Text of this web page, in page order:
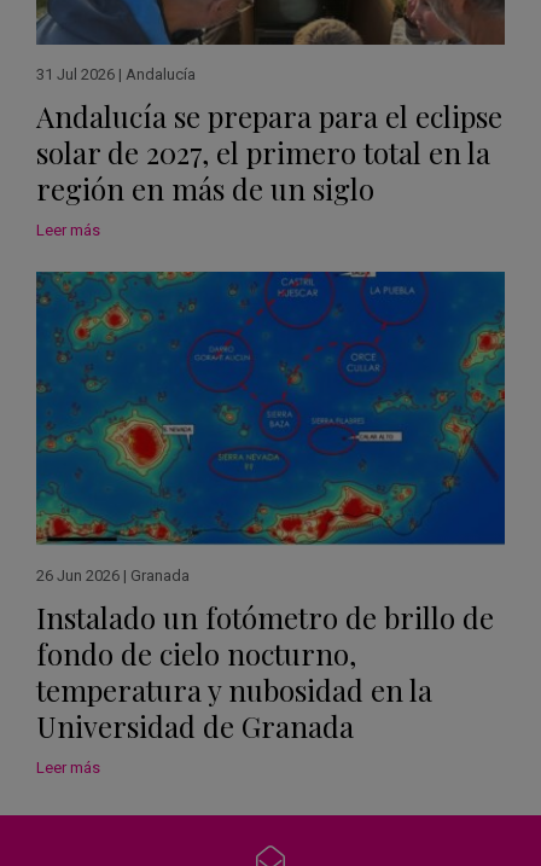
31 Jul 2026 | Andalucía
Andalucía se prepara para el eclipse
solar de 2027, el primero total en la
región en más de un siglo
Leer más
26 Jun 2026 | Granada
Instalado un fotómetro de brillo de
fondo de cielo nocturno,
temperatura y nubosidad en la
Universidad de Granada
Leer más